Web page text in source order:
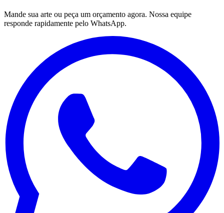
Mande sua arte ou peça um orçamento agora. Nossa equipe
responde rapidamente pelo WhatsApp.